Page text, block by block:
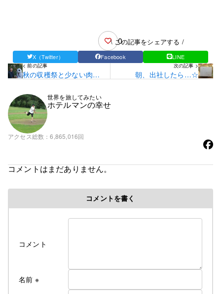
0
\ この記事をシェアする /
X（Twitter） Facebook LINE
< 前の記事
秋の収穫祭と少ない肉…
☆
次の記事 >
朝、出社したら…☆
世界を旅してみたい
ホテルマンの幸せ
アクセス総数 6,865,016回
コメントはまだありません。
コメントを書く
コメント
名前 ※